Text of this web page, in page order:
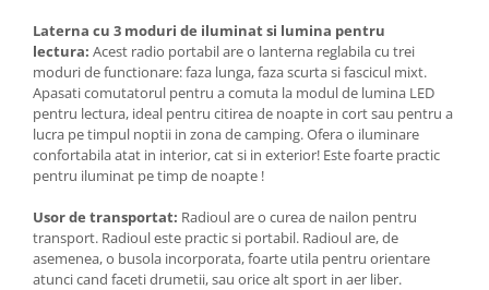
Laterna cu 3 moduri de iluminat si lumina pentru
lectura: Acest radio portabil are o lanterna reglabila cu trei
moduri de functionare: faza lunga, faza scurta si fascicul mixt.
Apasati comutatorul pentru a comuta la modul de lumina LED
pentru lectura, ideal pentru citirea de noapte in cort sau pentru a
lucra pe timpul noptii in zona de camping. Ofera o iluminare
confortabila atat in ​​interior, cat si in exterior! Este foarte practic
pentru iluminat pe timp de noapte !
Usor de transportat: Radioul are o curea de nailon pentru
transport. Radioul este practic si portabil. Radioul are, de
asemenea, o busola incorporata, foarte utila pentru orientare
atunci cand faceti drumetii, sau orice alt sport in aer liber.